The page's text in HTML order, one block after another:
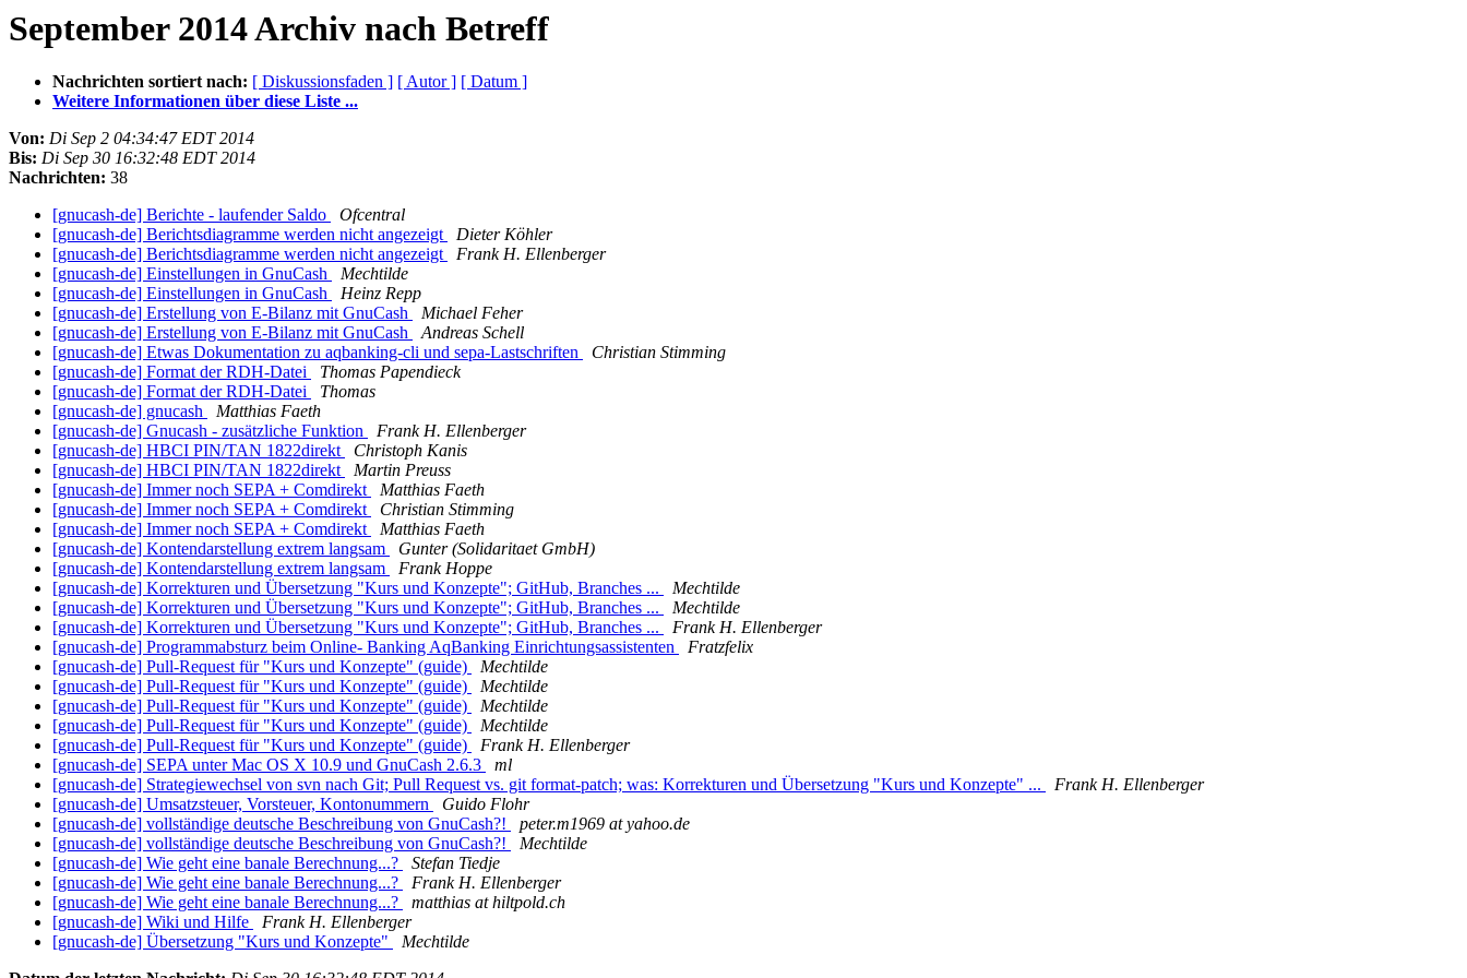
September 2014 Archiv nach Betreff
Nachrichten sortiert nach: [ Diskussionsfaden ] [ Autor ] [ Datum ]
Weitere Informationen über diese Liste ...
Von: Di Sep 2 04:34:47 EDT 2014
Bis: Di Sep 30 16:32:48 EDT 2014
Nachrichten: 38
[gnucash-de] Berichte - laufender Saldo
Ofcentral
[gnucash-de] Berichtsdiagramme werden nicht angezeigt
Dieter Köhler
[gnucash-de] Berichtsdiagramme werden nicht angezeigt
Frank H. Ellenberger
[gnucash-de] Einstellungen in GnuCash
Mechtilde
[gnucash-de] Einstellungen in GnuCash
Heinz Repp
[gnucash-de] Erstellung von E-Bilanz mit GnuCash
Michael Feher
[gnucash-de] Erstellung von E-Bilanz mit GnuCash
Andreas Schell
[gnucash-de] Etwas Dokumentation zu aqbanking-cli und sepa-Lastschriften
Christian Stimming
[gnucash-de] Format der RDH-Datei
Thomas Papendieck
[gnucash-de] Format der RDH-Datei
Thomas
[gnucash-de] gnucash
Matthias Faeth
[gnucash-de] Gnucash - zusätzliche Funktion
Frank H. Ellenberger
[gnucash-de] HBCI PIN/TAN 1822direkt
Christoph Kanis
[gnucash-de] HBCI PIN/TAN 1822direkt
Martin Preuss
[gnucash-de] Immer noch SEPA + Comdirekt
Matthias Faeth
[gnucash-de] Immer noch SEPA + Comdirekt
Christian Stimming
[gnucash-de] Immer noch SEPA + Comdirekt
Matthias Faeth
[gnucash-de] Kontendarstellung extrem langsam
Gunter (Solidaritaet GmbH)
[gnucash-de] Kontendarstellung extrem langsam
Frank Hoppe
[gnucash-de] Korrekturen und Übersetzung "Kurs und Konzepte"; GitHub, Branches ...
Mechtilde
[gnucash-de] Korrekturen und Übersetzung "Kurs und Konzepte"; GitHub, Branches ...
Mechtilde
[gnucash-de] Korrekturen und Übersetzung "Kurs und Konzepte"; GitHub, Branches ...
Frank H. Ellenberger
[gnucash-de] Programmabsturz beim Online- Banking AqBanking Einrichtungsassistenten
Fratzfelix
[gnucash-de] Pull-Request für "Kurs und Konzepte" (guide)
Mechtilde
[gnucash-de] Pull-Request für "Kurs und Konzepte" (guide)
Mechtilde
[gnucash-de] Pull-Request für "Kurs und Konzepte" (guide)
Mechtilde
[gnucash-de] Pull-Request für "Kurs und Konzepte" (guide)
Mechtilde
[gnucash-de] Pull-Request für "Kurs und Konzepte" (guide)
Frank H. Ellenberger
[gnucash-de] SEPA unter Mac OS X 10.9 und GnuCash 2.6.3
ml
[gnucash-de] Strategiewechsel von svn nach Git; Pull Request vs. git format-patch; was: Korrekturen und Übersetzung "Kurs und Konzepte" ...
Frank H. Ellenberger
[gnucash-de] Umsatzsteuer, Vorsteuer, Kontonummern
Guido Flohr
[gnucash-de] vollständige deutsche Beschreibung von GnuCash?!
peter.m1969 at yahoo.de
[gnucash-de] vollständige deutsche Beschreibung von GnuCash?!
Mechtilde
[gnucash-de] Wie geht eine banale Berechnung...?
Stefan Tiedje
[gnucash-de] Wie geht eine banale Berechnung...?
Frank H. Ellenberger
[gnucash-de] Wie geht eine banale Berechnung...?
matthias at hiltpold.ch
[gnucash-de] Wiki und Hilfe
Frank H. Ellenberger
[gnucash-de] Übersetzung "Kurs und Konzepte"
Mechtilde